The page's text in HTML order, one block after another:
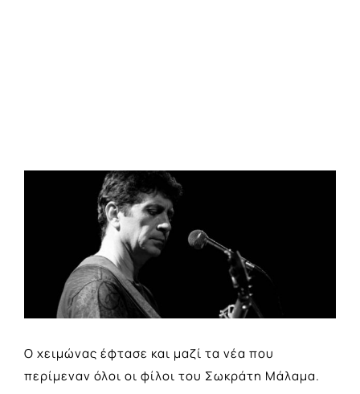
Ο χειμώνας έφτασε και μαζί τα νέα που
περίμεναν όλοι οι φίλοι του Σωκράτη Μάλαμα.